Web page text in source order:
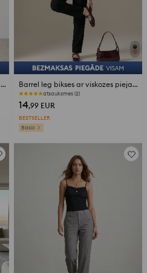
Wide leg bikses ar viskozes piejaukumu un jostu Barrel leg bikses ar viskozes piejaukumu
atsauksmes (2)
14,99 EUR
BESTSELLER
Basic